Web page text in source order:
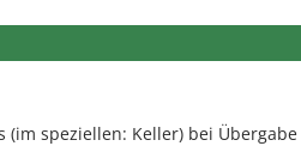
(im speziellen: Keller) bei Übergabe